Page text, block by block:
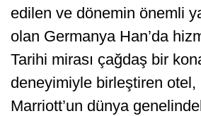
edilen ve dönemin önemli
olan Germanya Han’da
Tarihi mirası çağdaş bir
deneyimiyle birleştiren otel,
Marriott’un dünya